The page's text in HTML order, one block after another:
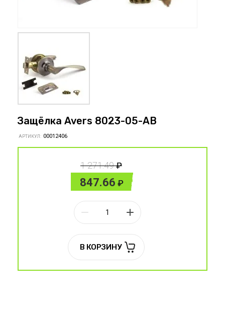
Защёлка Avers 8023-05-AB
АРТИКУЛ: 00012406
1 271.49
847.66
В КОРЗИНУ